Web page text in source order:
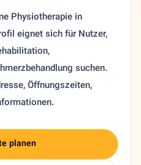
Physiotherapie in
eignet sich für Nutzer,
suchen.
Öffnungszeiten,
planen